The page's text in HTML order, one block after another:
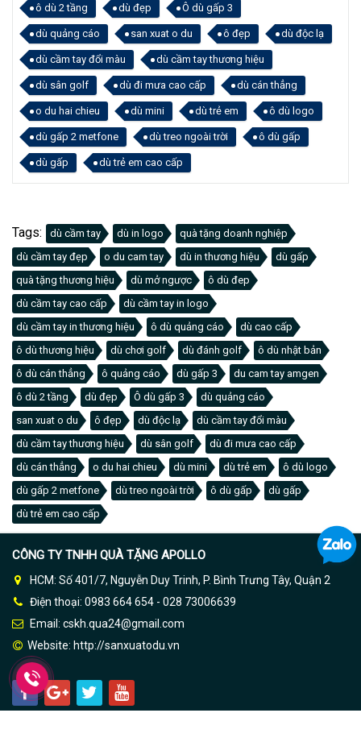
ô dù 2 tầng dù đẹp Ô dù gấp 3
dù quảng cáo san xuat o du ô đẹp dù độc lạ
dù cầm tay đổi màu dù cầm tay thương hiệu
dù sân golf dù đi mưa cao cấp dù cán thẳng
o du hai chieu dù mini dù trẻ em ô dù logo
dù gấp 2 metfone dù treo ngoài trời ô dù gấp
dù gấp dù trẻ em cao cấp
Tags: dù cầm tay dù in logo
quà tặng doanh nghiệp
dù cầm tay đẹp
o du cam tay dù in thương hiệu
dù gấp
quà tặng thương hiệu
dù mở ngược
ô dù đep
dù cầm tay cao cấp
dù cầm tay in logo
dù cầm tay in thương hiệu
ô dù quảng cáo
dù cao cấp
ô dù thương hiệu
dù chơi golf dù đánh golf
ô dù nhật bản
ô dù cán thẳng
ô quảng cáo dù gấp 3
du cam tay amgen
ô dù 2 tầng
dù đẹp Ô dù gấp 3
dù quảng cáo
san xuat o du
ô đẹp dù độc lạ
dù cầm tay đổi màu
dù cầm tay thương hiệu
dù sân golf
dù đi mưa cao cấp
dù cán thẳng
o du hai chieu dù mini dù trẻ em
ô dù logo
dù gấp 2 metfone
dù treo ngoài trời ô dù gấp
dù gấp
dù trẻ em cao cấp
CÔNG TY TNHH QUÀ TẶNG APOLLO
HCM: Số 401/7, Nguyễn Duy Trinh, P. Bình Trưng Tây, Quận 2
Điện thoại: 0983 664 654 - 028 73006639
Email: cskh.qua24@gmail.com
Website: http://sanxuatodu.vn